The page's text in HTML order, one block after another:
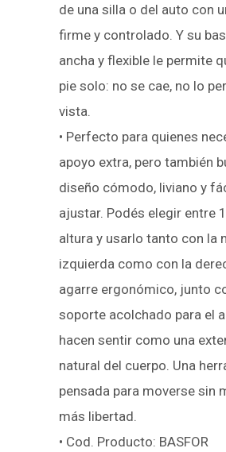
de una silla o del auto con
firme y controlado. Y su
ancha y flexible le permite
pie solo: no se cae, no lo
vista.
• Perfecto para quienes
apoyo extra, pero también
diseño cómodo, liviano y
ajustar. Podés elegir entre
altura y usarlo tanto con la
izquierda como con la
agarre ergonómico, junto
soporte acolchado para el
hacen sentir como una
natural del cuerpo. Una
pensada para moverse sin
más libertad.
• Cod. Producto: BASFOR